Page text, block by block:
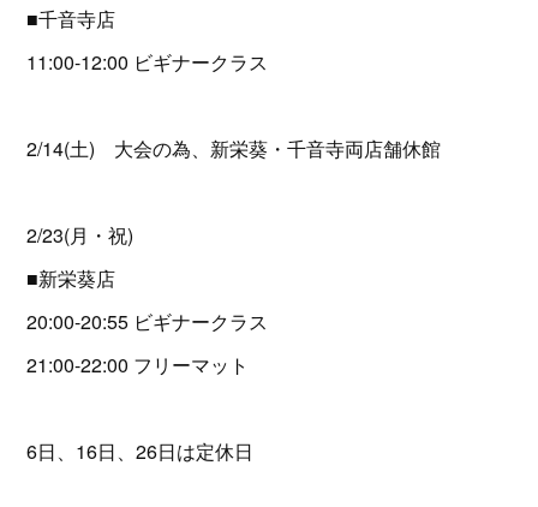
■千音寺店
11:00-12:00 ビギナークラス
2/14(土) 大会の為、新栄葵・千音寺両店舗休館
2/23(月・祝)
■新栄葵店
20:00-20:55 ビギナークラス
21:00-22:00 フリーマット
6日、16日、26日は定休日